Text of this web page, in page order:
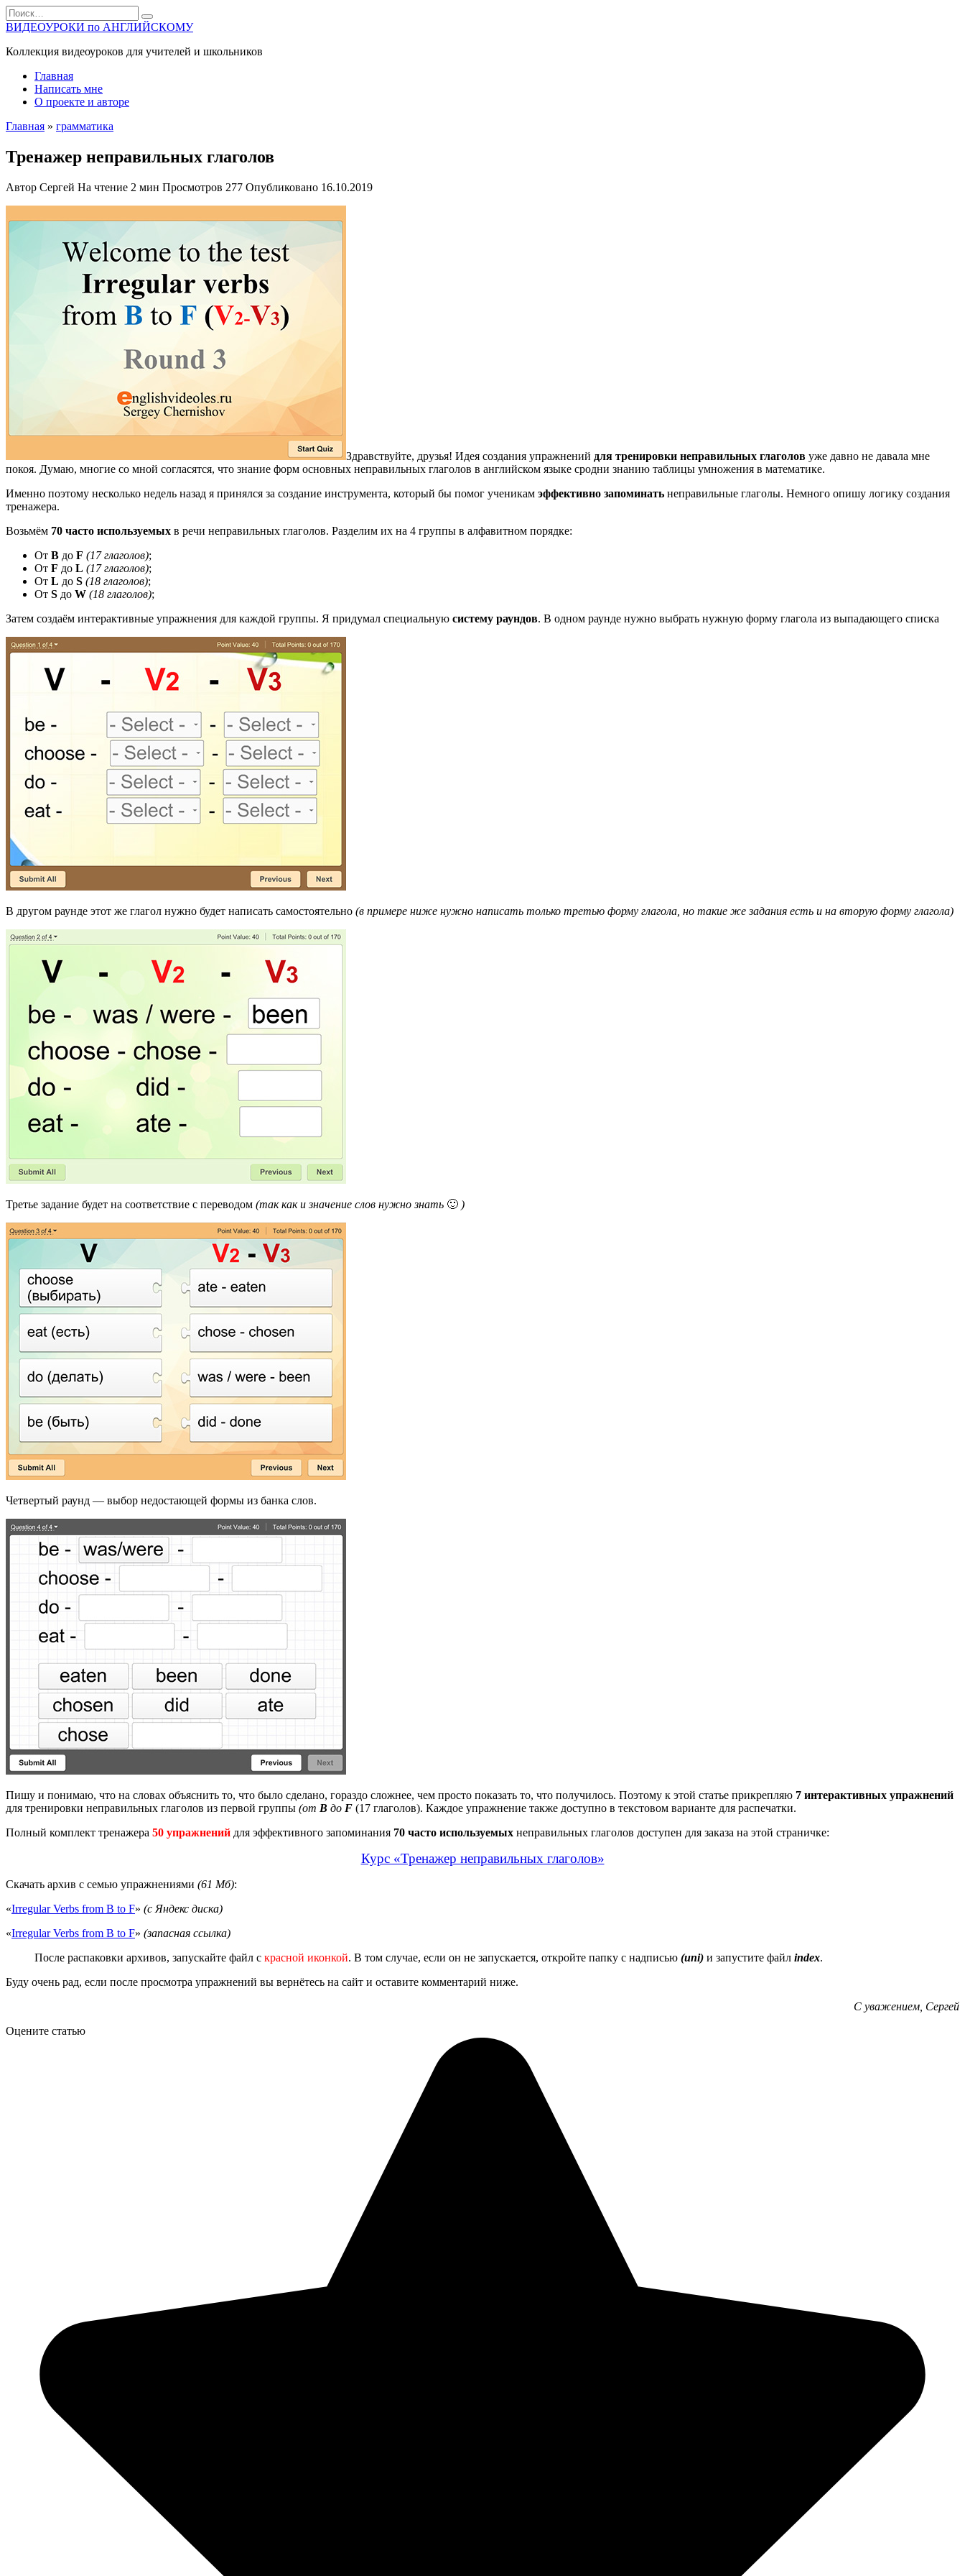
Перейти
к
содержанию
Search
for:
ВИДЕОУРОКИ по АНГЛИЙСКОМУ
Коллекция видеоуроков для учителей и школьников
Главная
Написать мне
О проекте и авторе
Главная » грамматика
Тренажер неправильных глаголов
Автор Сергей На чтение 2 мин Просмотров 277 Опубликовано 16.10.2019
Здравствуйте, друзья! Идея создания упражнений для тренировки неправильных глаголов уже давно не давала мне
покоя. Думаю, многие со мной согласятся, что знание форм основных неправильных глаголов в английском языке сродни знанию таблицы умножения в математике.
Именно поэтому несколько недель назад я принялся за создание инструмента, который бы помог ученикам эффективно запоминать неправильные глаголы. Немного опишу логику создания
тренажера.
Возьмём 70 часто используемых в речи неправильных глаголов. Разделим их на 4 группы в алфавитном порядке:
От B до F (17 глаголов);
От F до L (17 глаголов);
От L до S (18 глаголов);
От S до W (18 глаголов);
Затем создаём интерактивные упражнения для каждой группы. Я придумал специальную систему раундов. В одном раунде нужно выбрать нужную форму глагола из выпадающего списка
В другом раунде этот же глагол нужно будет написать самостоятельно (в примере ниже нужно написать только третью форму глагола, но такие же задания есть и на вторую форму глагола)
Третье задание будет на соответствие с переводом (так как и значение слов нужно знать 🙂 )
Четвертый раунд — выбор недостающей формы из банка слов.
Пишу и понимаю, что на словах объяснить то, что было сделано, гораздо сложнее, чем просто показать то, что получилось. Поэтому к этой статье прикрепляю 7 интерактивных упражнений
для тренировки неправильных глаголов из первой группы (от B до F (17 глаголов). Каждое упражнение также доступно в текстовом варианте для распечатки.
Полный комплект тренажера 50 упражнений для эффективного запоминания 70 часто используемых неправильных глаголов доступен для заказа на этой страничке:
Курс «Тренажер неправильных глаголов»
Скачать архив с семью упражнениями (61 Мб):
«Irregular Verbs from B to F» (с Яндекс диска)
«Irregular Verbs from B to F» (запасная ссылка)
После распаковки архивов, запускайте файл с красной иконкой. В том случае, если он не запускается, откройте папку с надписью (uni) и запустите файл index.
Буду очень рад, если после просмотра упражнений вы вернётесь на сайт и оставите комментарий ниже.
С уважением, Сергей
Оцените статью